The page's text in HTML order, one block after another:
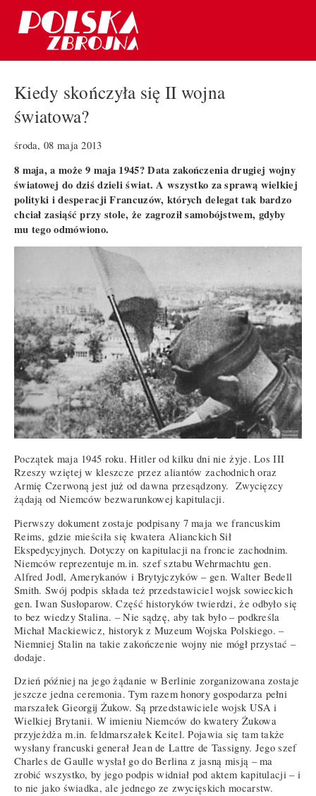
Kiedy skończyła się II wojna
światowa?
środa, 08 maja 2013
8 maja, a może 9 maja 1945? Data zakończenia drugiej wojny
światowej do dziś dzieli świat. A wszystko za sprawą wielkiej
polityki i desperacji Francuzów, których delegat tak bardzo
chciał zasiąść przy stole, że zagroził samobójstwem, gdyby
mu tego odmówiono.
Początek maja 1945 roku. Hitler od kilku dni nie żyje. Los III
Rzeszy wziętej w kleszcze przez aliantów zachodnich oraz
Armię Czerwoną jest już od dawna przesądzony. Zwycięzcy
żądają od Niemców bezwarunkowej kapitulacji.
Pierwszy dokument zostaje podpisany 7 maja we francuskim
Reims, gdzie mieściła się kwatera Alianckich Sił
Ekspedycyjnych. Dotyczy on kapitulacji na froncie zachodnim.
Niemców reprezentuje m.in. szef sztabu Wehrmachtu gen.
Alfred Jodl, Amerykanów i Brytyjczyków – gen. Walter Bedell
Smith. Swój podpis składa też przedstawiciel wojsk sowieckich
gen. Iwan Susłoparow. Część historyków twierdzi, że odbyło się
to bez wiedzy Stalina. – Nie sądzę, aby tak było – podkreśla
Michał Mackiewicz, historyk z Muzeum Wojska Polskiego. –
Niemniej Stalin na takie zakończenie wojny nie mógł przystać –
dodaje.
Dzień później na jego żądanie w Berlinie zorganizowana zostaje
jeszcze jedna ceremonia. Tym razem honory gospodarza pełni
marszałek Gieorgij Żukow. Są przedstawiciele wojsk USA i
Wielkiej Brytanii. W imieniu Niemców do kwatery Żukowa
przyjeżdża m.in. feldmarszałek Keitel. Pojawia się tam także
wysłany francuski generał Jean de Lattre de Tassigny. Jego szef
Charles de Gaulle wysłał go do Berlina z jasną misją – ma
zrobić wszystko, by jego podpis widniał pod aktem kapitulacji – i
to nie jako świadka, ale jednego ze zwycięskich mocarstw.